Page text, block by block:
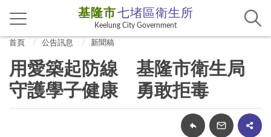
基隆市七堵區衛生所
Keelung City Government
首頁 公告訊息 新聞稿
用愛築起防線 基隆市衛生局
守護學子健康 勇敢拒毒